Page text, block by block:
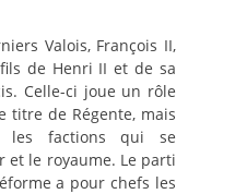
Valois, François II,
de Henri II et de sa
Celle-ci joue un rôle
titre de Régente, mais
les factions qui se
le royaume. Le parti
a pour chefs les